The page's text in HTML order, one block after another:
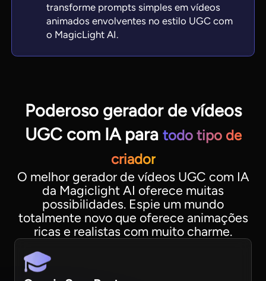
transforme prompts simples em vídeos
animados envolventes no estilo UGC com
o MagicLight AI.
Poderoso gerador de vídeos
UGC com IA para todo tipo de
criador
O melhor gerador de vídeos UGC com IA
da Magiclight AI oferece muitas
possibilidades. Espie um mundo
totalmente novo que oferece animações
ricas e realistas com muito charme.